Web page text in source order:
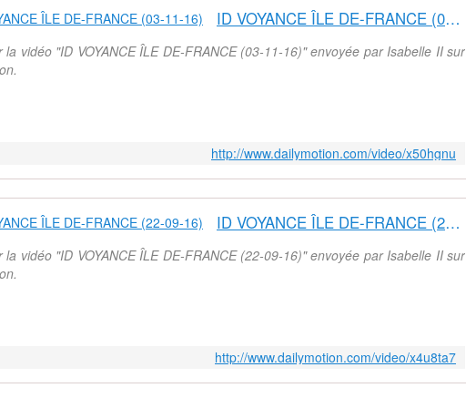
ID VOYANCE ÎLE DE-FRANCE (03-11-16)
la vidéo "ID VOYANCE ÎLE DE-FRANCE (03-11-16)" envoyée par Isabelle II sur
http://www.dailymotion.com/video/x50hgnu
ID VOYANCE ÎLE DE-FRANCE (22-09-16)
la vidéo "ID VOYANCE ÎLE DE-FRANCE (22-09-16)" envoyée par Isabelle II sur
http://www.dailymotion.com/video/x4u8ta7